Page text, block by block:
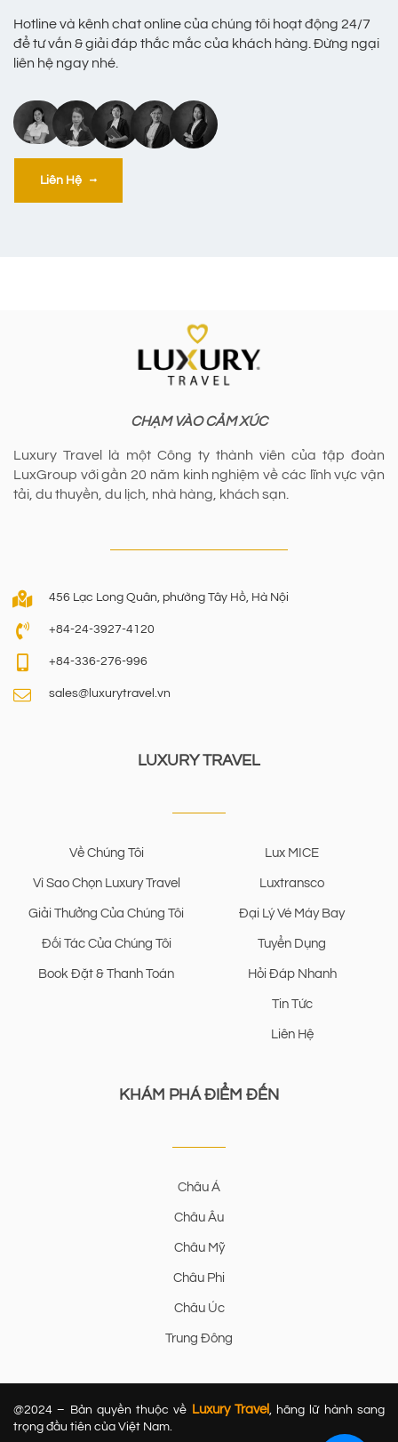
Hotline và kênh chat online của chúng tôi hoạt động 24/7
để tư vấn & giải đáp thắc mắc của khách hàng. Đừng ngại
liên hệ ngay nhé.
Liên Hệ
CHẠM VÀO CẢM XÚC
Luxury Travel là một Công ty thành viên của tập đoàn
LuxGroup với gần 20 năm kinh nghiệm về các lĩnh vực vận
tải, du thuyền, du lịch, nhà hàng, khách sạn.
456 Lạc Long Quân, phường Tây Hồ, Hà Nội
+84-24-3927-4120
+84-336-276-996
sales@luxurytravel.vn
LUXURY TRAVEL
Về Chúng Tôi
Vì Sao Chọn Luxury Travel
Giải Thưởng Của Chúng Tôi
Đối Tác Của Chúng Tôi
Book Đặt & Thanh Toán
Lux MICE
Luxtransco
Đại Lý Vé Máy Bay
Tuyển Dụng
Hỏi Đáp Nhanh
Tin Tức
Liên Hệ
KHÁM PHÁ ĐIỂM ĐẾN
Châu Á
Châu Âu
Châu Mỹ
Châu Phi
Châu Úc
Trung Đông
@2024 – Bản quyền thuộc về Luxury Travel, hãng lữ hành sang
trọng đầu tiên của Việt Nam.